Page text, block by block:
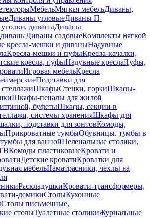
МебельМягкая мебельДиваны,
Диваны угловыеДиваны П-
диваныДиваны
диваныДиваны садовыеКомплекты мягкой
кресла-мешки и диваныНадувные
Кресла-мешки и пуфыКресла-качалки,
кресла, пуфыНадувные креслаПуфы,
Игровая мебельКресла
Подставки для
ШкафыСтенки, горкиШкафы-
Шкафы-пеналы для жилой
буфетыШкафы, секции в
системы храненияШкафы для
подставки для зонтовКомоды,
Прикроватные тумбыОбувницы, тумбы в
для ваннойПеленальные столики,
Комоды пластиковыеКровати и
Детские кроватиКроватки для
мебельНаматрасники, чехлы на
РаскладушкиКровати-трансформеры,
домикиСтолыКухонные
Столы письменные,
столыТуалетные столикиЖурнальные